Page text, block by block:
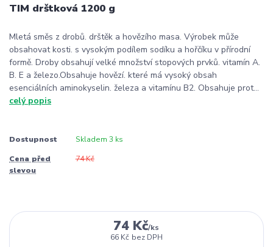
TIM drštková 1200 g
Mletá směs z drobů. drštěk a hovězího masa. Výrobek může
obsahovat kosti. s vysokým podílem sodíku a hořčíku v přírodní
formě. Droby obsahují velké množství stopových prvků. vitamín A.
B. E a železo.Obsahuje hovězí. které má vysoký obsah
esenciálních aminokyselin. železa a vitamínu B2. Obsahuje prot...
celý popis
Dostupnost Skladem 3 ks
Cena před
slevou
74 Kč
74 Kč/ks
66 Kč bez DPH